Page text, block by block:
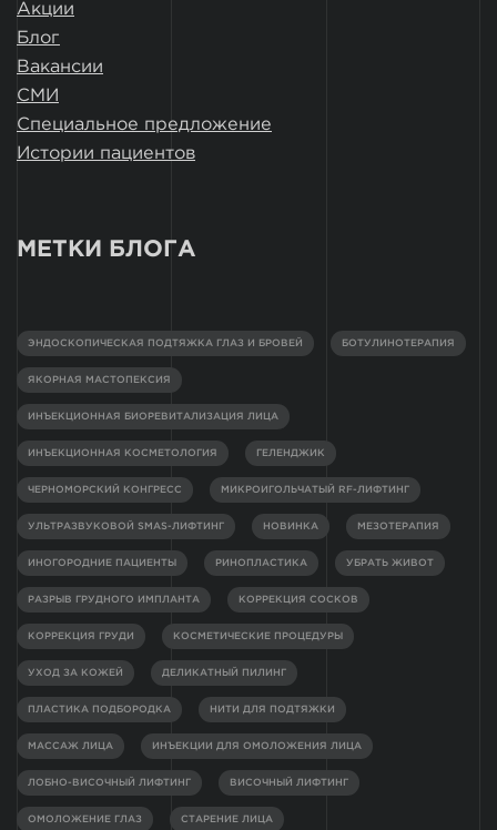
Акции
Блог
Вакансии
СМИ
Специальное предложение
Истории пациентов
МЕТКИ БЛОГА
ЭНДОСКОПИЧЕСКАЯ ПОДТЯЖКА ГЛАЗ И БРОВЕЙ БОТУЛИНОТЕРАПИЯ
ЯКОРНАЯ МАСТОПЕКСИЯ
ИНЪЕКЦИОННАЯ БИОРЕВИТАЛИЗАЦИЯ ЛИЦА
ИНЪЕКЦИОННАЯ КОСМЕТОЛОГИЯ ГЕЛЕНДЖИК
ЧЕРНОМОРСКИЙ КОНГРЕСС МИКРОИГОЛЬЧАТЫЙ RF-ЛИФТИНГ
УЛЬТРАЗВУКОВОЙ SMAS-ЛИФТИНГ НОВИНКА МЕЗОТЕРАПИЯ
ИНОГОРОДНИЕ ПАЦИЕНТЫ РИНОПЛАСТИКА УБРАТЬ ЖИВОТ
РАЗРЫВ ГРУДНОГО ИМПЛАНТА КОРРЕКЦИЯ СОСКОВ
КОРРЕКЦИЯ ГРУДИ КОСМЕТИЧЕСКИЕ ПРОЦЕДУРЫ
УХОД ЗА КОЖЕЙ ДЕЛИКАТНЫЙ ПИЛИНГ
ПЛАСТИКА ПОДБОРОДКА НИТИ ДЛЯ ПОДТЯЖКИ
МАССАЖ ЛИЦА ИНЪЕКЦИИ ДЛЯ ОМОЛОЖЕНИЯ ЛИЦА
ЛОБНО-ВИСОЧНЫЙ ЛИФТИНГ ВИСОЧНЫЙ ЛИФТИНГ
ОМОЛОЖЕНИЕ ГЛАЗ СТАРЕНИЕ ЛИЦА